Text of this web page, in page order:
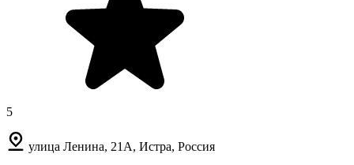
5
улица Ленина, 21А, Истра, Россия